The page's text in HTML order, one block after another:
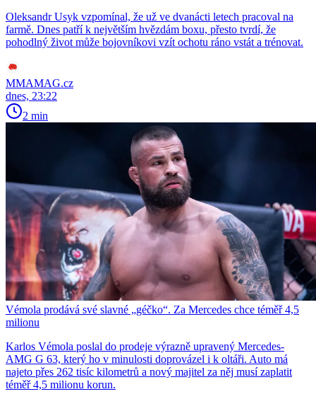
Oleksandr Usyk vzpomínal, že už ve dvanácti letech pracoval na
farmě. Dnes patří k největším hvězdám boxu, přesto tvrdí, že
pohodlný život může bojovníkovi vzít ochotu ráno vstát a trénovat.
MMAMAG.cz
dnes, 23:22
2 min
Vémola prodává své slavné „géčko“. Za Mercedes chce téměř 4,5
milionu
Karlos Vémola poslal do prodeje výrazně upravený Mercedes-
AMG G 63, který ho v minulosti doprovázel i k oltáři. Auto má
najeto přes 262 tisíc kilometrů a nový majitel za něj musí zaplatit
téměř 4,5 milionu korun.